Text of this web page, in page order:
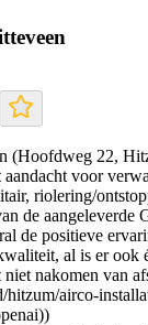
(Hoofdweg 22,
voor
riolering/
de aangeleverde
de positieve
al is er ook
nakomen van
hitzum/airco-